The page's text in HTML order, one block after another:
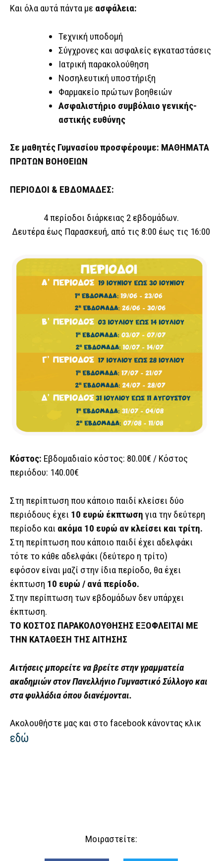
Και όλα αυτά πάντα με ασφάλεια:
Τεχνική υποδομή
Σύγχρονες και ασφαλείς εγκαταστάσεις
Ιατρική παρακολούθηση
Νοσηλευτική υποστήριξη
Φαρμακείο πρώτων βοηθειών
Ασφαλιστήριο συμβόλαιο γενικής-
αστικής ευθύνης
Σε μαθητές Γυμνασίου προσφέρουμε: ΜΑΘΗΜΑΤΑ
ΠΡΩΤΩΝ ΒΟΗΘΕΙΩΝ
ΠΕΡΙΟΔΟΙ & ΕΒΔΟΜΑΔΕΣ:
4 περίοδοι διάρκειας 2 εβδομάδων.
Δευτέρα έως Παρασκευή, από τις 8:00 έως τις 16:00
Κόστος: Εβδομαδιαίο κόστος: 80.00€ / Κόστος
περιόδου: 140.00€
Στη περίπτωση που κάποιο παιδί κλείσει δύο
περιόδους έχει 10 ευρώ έκπτωση για την δεύτερη
περίοδο και ακόμα 10 ευρώ αν κλείσει και τρίτη.
Στη περίπτωση που κάποιο παιδί έχει αδελφάκι
τότε το κάθε αδελφάκι (δεύτερο η τρίτο)
εφόσον είναι μαζί στην ίδια περίοδο, θα έχει
έκπτωση 10 ευρώ / ανά περίοδο.
Στην περίπτωση των εβδομάδων δεν υπάρχει
έκπτωση.
ΤΟ ΚΟΣΤΟΣ ΠΑΡΑΚΟΛΟΥΘΗΣΗΣ ΕΞΟΦΛΕΙΤΑΙ ΜΕ
ΤΗΝ ΚΑΤΑΘΕΣΗ ΤΗΣ ΑΙΤΗΣΗΣ
Αιτήσεις μπορείτε να βρείτε στην γραμματεία
ακαδημιών στον Πανελλήνιο Γυμναστικό Σύλλογο και
στα φυλλάδια όπου διανέμονται.
Ακολουθήστε μας και στο facebook κάνοντας κλικ
εδώ
Μοιραστείτε: